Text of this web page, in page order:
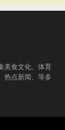
美食文化、体育
热点新闻、等多